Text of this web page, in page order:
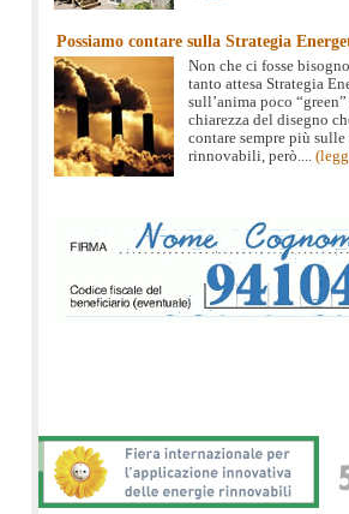
Possiamo contare sulla Strategia
Non che ci fosse
tanto attesa Strategia
sull’anima poco
chiarezza del disegno
contare sempre più
rinnovabili, però....